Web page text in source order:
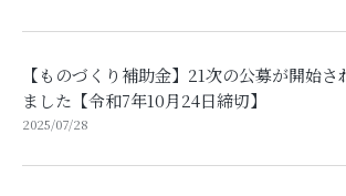
【ものづくり補助金】21次の公募が開始さ
ました【令和7年10月24日締切】
2025/07/28